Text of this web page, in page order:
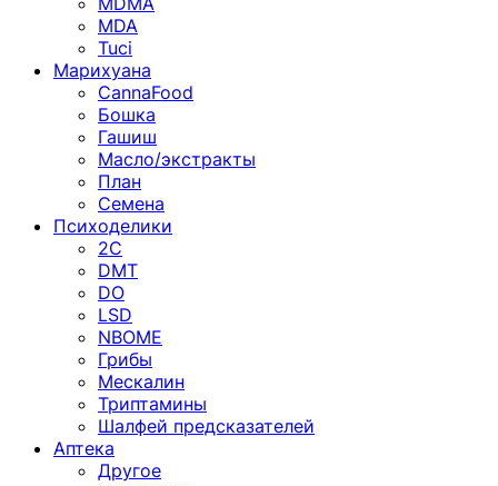
MDA
Tuci
Марихуана
CannaFood
Бошка
Гашиш
Масло/экстракты
План
Семена
Психоделики
2C
DMT
DO
LSD
NBOME
Грибы
Мескалин
Триптамины
Шалфей предсказателей
Аптека
Другое